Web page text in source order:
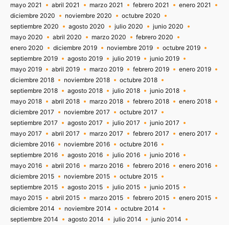
mayo 2021
abril 2021 marzo 2021 febrero 2021
enero 2021
diciembre 2020
noviembre 2020
octubre 2020
septiembre 2020
agosto 2020 julio 2020
junio 2020
mayo 2020
abril 2020 marzo 2020
febrero 2020
enero 2020
diciembre 2019 noviembre 2019
octubre 2019
septiembre 2019
agosto 2019 julio 2019
junio 2019
mayo 2019
abril 2019 marzo 2019 febrero 2019
enero 2019
diciembre 2018
noviembre 2018
octubre 2018
septiembre 2018
agosto 2018 julio 2018
junio 2018
mayo 2018
abril 2018 marzo 2018 febrero 2018
enero 2018
diciembre 2017
noviembre 2017
octubre 2017
septiembre 2017
agosto 2017 julio 2017
junio 2017
mayo 2017
abril 2017 marzo 2017 febrero 2017
enero 2017
diciembre 2016
noviembre 2016
octubre 2016
septiembre 2016
agosto 2016 julio 2016
junio 2016
mayo 2016
abril 2016 marzo 2016 febrero 2016
enero 2016
diciembre 2015
noviembre 2015
octubre 2015
septiembre 2015
agosto 2015 julio 2015
junio 2015
mayo 2015
abril 2015 marzo 2015 febrero 2015
enero 2015
diciembre 2014
noviembre 2014
octubre 2014
septiembre 2014
agosto 2014 julio 2014 junio 2014